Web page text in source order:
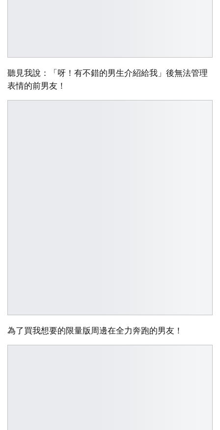
聽見我說：「呀！有不錯的男生介紹給我」後無法管理
表情的前男友！
為了買我想要的限量版周邊在全力奔跑的男友！